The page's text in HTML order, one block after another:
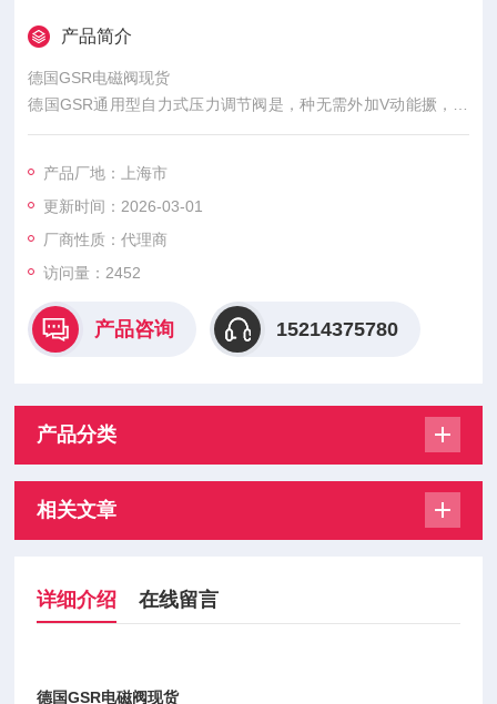
产品简介
德国GSR电磁阀现货
德国GSR通用型自力式压力调节阀是，种无需外加V动能撅，依
靠被调介质自身的压力为动力源及其介质压力变化，按预定设定
功能于一阀.自成一个独立的仪表控制系统.该产品由低流阻单座
（套筒）m体、波纹管（套筒）平衡件及执行机构组成。是符合
标准的新一代阁门产品，其特点有.气1I无需外加貂动能滋的节能
型自控系统，
产品厂地：上海市
更新时间：2026-03-01
厂商性质：代理商
访问量：2452
产品咨询 15214375780
产品分类
相关文章
详细介绍 在线留言
德国GSR电磁阀现货